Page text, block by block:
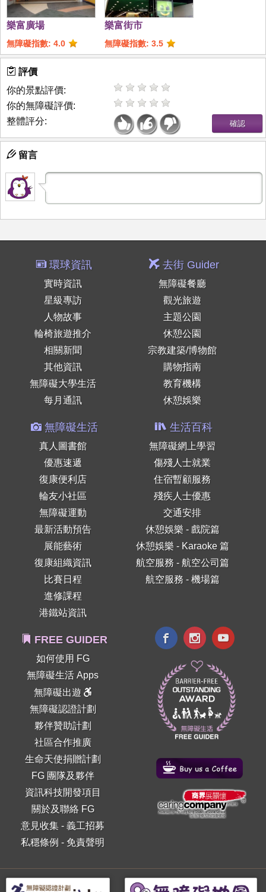
樂富廣場
無障礙指數: 4.0
樂富街市
無障礙指數: 3.5
評價
你的景點評價:
你的無障礙評價:
整體評分:
留言
環球資訊
實時資訊
星級專訪
人物故事
輪椅旅遊推介
相關新聞
其他資訊
無障礙大學生活
每月通訊
去街 Guider
無障礙餐廳
觀光旅遊
主題公園
休憩公園
宗教建築/博物館
購物指南
教育機構
休憩娛樂
無障礙生活
真人圖書館
優惠速遞
復康便利店
輪友小社區
無障礙運動
最新活動預告
展能藝術
復康組織資訊
比賽日程
進修課程
港鐵站資訊
生活百科
無障礙網上學習
傷殘人士就業
住宿暫顧服務
殘疾人士優惠
交通安排
休憩娛樂 - 戲院篇
休憩娛樂 - Karaoke 篇
航空服務 - 航空公司篇
航空服務 - 機場篇
FREE GUIDER
如何使用 FG
無障礙生活 Apps
無障礙出遊
無障礙認證計劃
夥伴贊助計劃
社區合作推廣
生命天使捐贈計劃
FG 團隊及夥伴
資訊科技開發項目
關於及聯絡 FG
意見收集 -義工招募
私穩條例 - 免責聲明